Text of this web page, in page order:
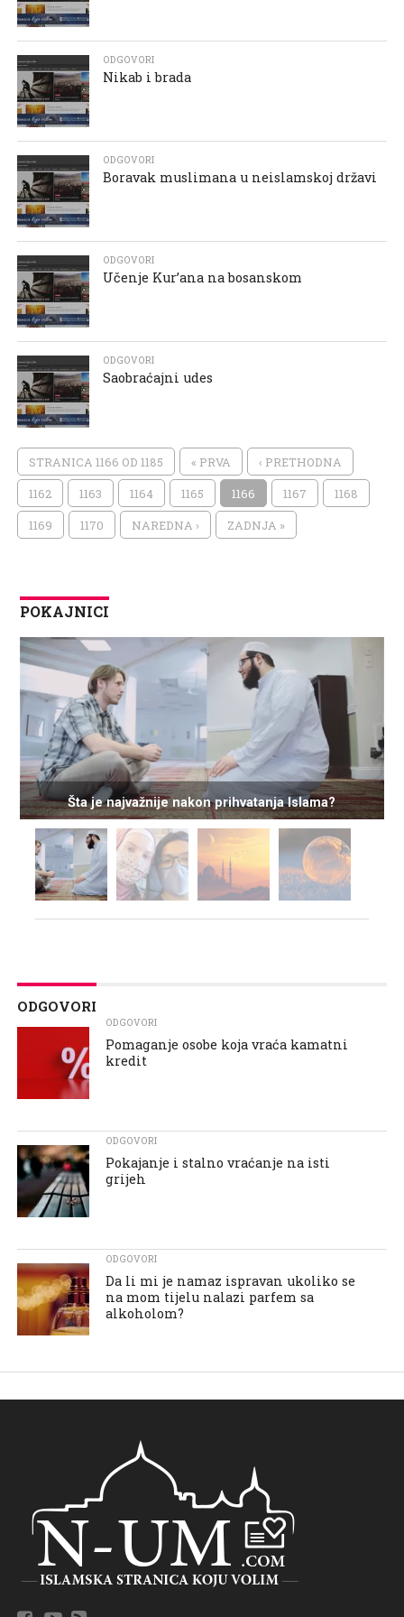
ODGOVORI
Nikab i brada
ODGOVORI
Boravak muslimana u neislamskoj državi
ODGOVORI
Učenje Kur’ana na bosanskom
ODGOVORI
Saobraćajni udes
STRANICA 1166 OD 1185 « PRVA ‹ PRETHODNA
1162 1163 1164 1165 1166 1167 1168
1169 1170 NAREDNA › ZADNJA »
POKAJNICI
Šta je najvažnije nakon prihvatanja Islama?
ODGOVORI
ODGOVORI
Pomaganje osobe koja vraća kamatni
kredit
ODGOVORI
Pokajanje i stalno vraćanje na isti
grijeh
ODGOVORI
Da li mi je namaz ispravan ukoliko se
na mom tijelu nalazi parfem sa
alkoholom?